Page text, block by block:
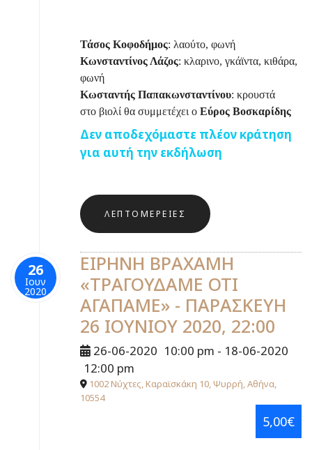
Τάσος Κοφοδήμος: λαούτο, φωνή
Κωνσταντίνος Λάζος: κλαρινο, γκάϊντα, κιθάρα,
φωνή
Κωσταντής Παπακωνσταντίνου: κρουστά
στο βιολί θα συμμετέχει ο Εύρος Βοσκαρίδης
Δεν αποδεχόμαστε πλέον κράτηση
για αυτή την εκδήλωση
ΛΕΠΤΟΜΈΡΕΙΕΣ
26
Ιουν
2020
ΕΙΡΗΝΗ ΒΡΑΧΑΜΗ
«ΤΡΑΓΟΥΔΑΜΕ ΟΤΙ
ΑΓΑΠΑΜΕ» - ΠΑΡΑΣΚΕΥΗ
26 ΙΟΥΝΙΟΥ 2020, 22:00
26-06-2020 10:00 pm - 18-06-2020
12:00 pm
1002 Νύχτες, Καραϊσκάκη 10, Ψυρρή, Αθήνα,
10554
5,00€